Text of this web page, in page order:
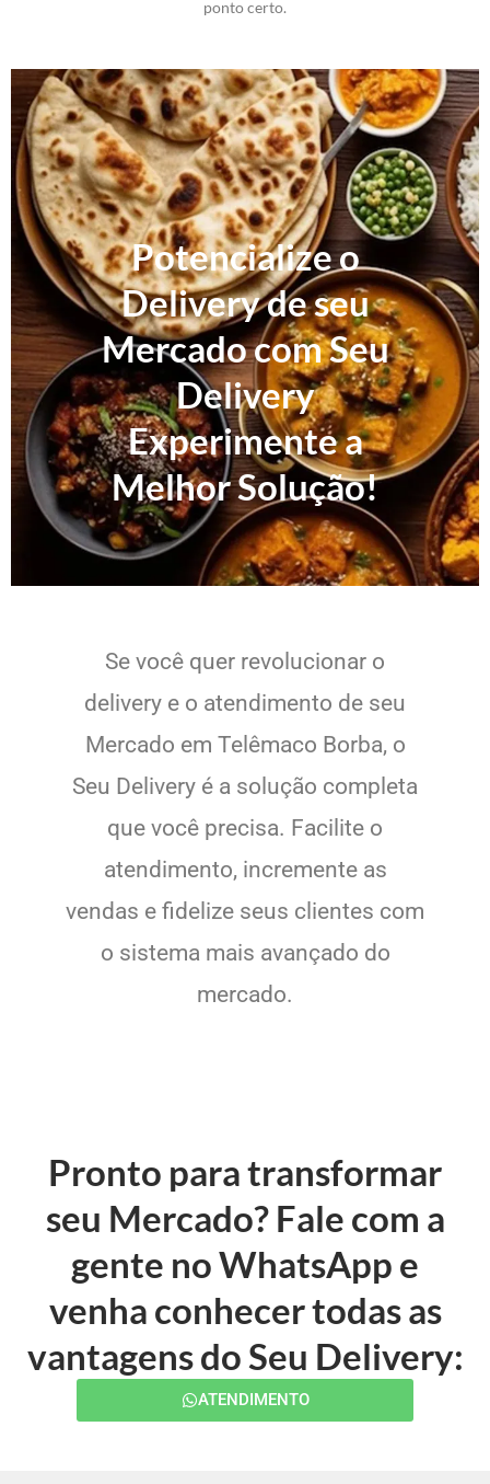
ponto certo.
Potencialize o
Delivery de seu
Mercado com Seu
Delivery
Experimente a
Melhor Solução!
Se você quer revolucionar o
delivery e o atendimento de seu
Mercado em Telêmaco Borba, o
Seu Delivery é a solução completa
que você precisa. Facilite o
atendimento, incremente as
vendas e fidelize seus clientes com
o sistema mais avançado do
mercado.
Pronto para transformar
seu Mercado? Fale com a
gente no WhatsApp e
venha conhecer todas as
vantagens do Seu Delivery:
ATENDIMENTO